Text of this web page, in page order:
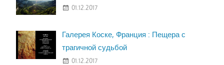
01.12.2017
Галерея Коске, Франция : Пещера с
трагичной судьбой
01.12.2017